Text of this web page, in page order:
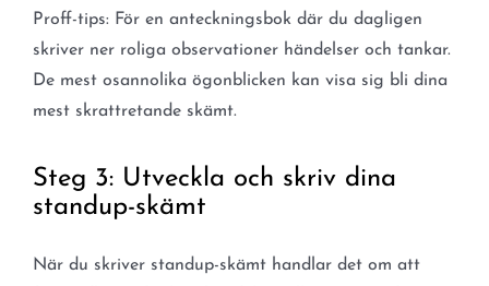
Proff-tips: För en anteckningsbok där du dagligen
skriver ner roliga observationer händelser och tankar.
De mest osannolika ögonblicken kan visa sig bli dina
mest skrattretande skämt.
Steg 3: Utveckla och skriv dina
standup-skämt
När du skriver standup-skämt handlar det om att